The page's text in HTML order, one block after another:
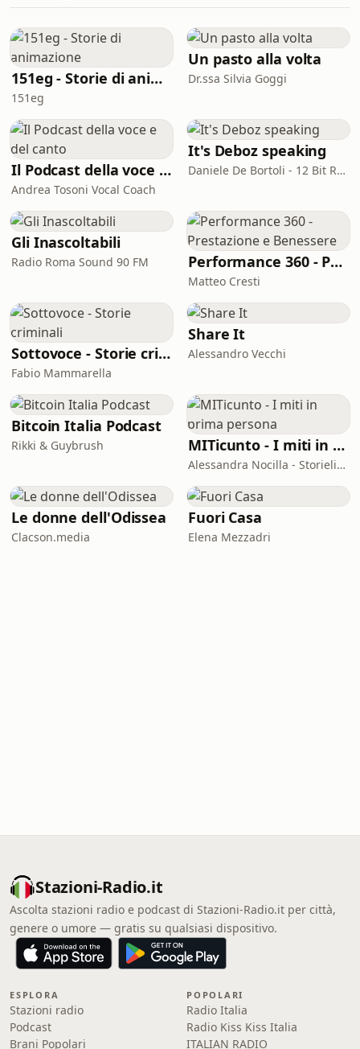
strumenti, senza diventarne s
151eg - Storie di animazione
151eg
Un pasto alla volta
Dr.ssa Silvia Goggi
Il Podcast della voce e del canto
Andrea Tosoni Vocal Coach
It's Deboz speaking
Daniele De Bortoli - 12 Bit Retrogaming Trieste
Gli Inascoltabili
Radio Roma Sound 90 FM Performance 360 - Prestazione e Benessere
Matteo Cresti
Sottovoce - Storie criminali
Fabio Mammarella
Share It
Alessandro Vecchi
Bitcoin Italia Podcast
Rikki & Guybrush MITicunto - I miti in prima persona
Alessandra Nocilla - Storielibere.fm
Le donne dell'Odissea
Clacson.media
Fuori Casa
Elena Mezzadri
Stazioni-Radio.it
Ascolta stazioni radio e podcast di Stazioni-Radio.it per città,
genere o umore — gratis su qualsiasi dispositivo.
ESPLORA
Stazioni radio
Podcast
Brani Popolari
POPOLARI
Radio Italia
Radio Kiss Kiss Italia
ITALIAN RADIO